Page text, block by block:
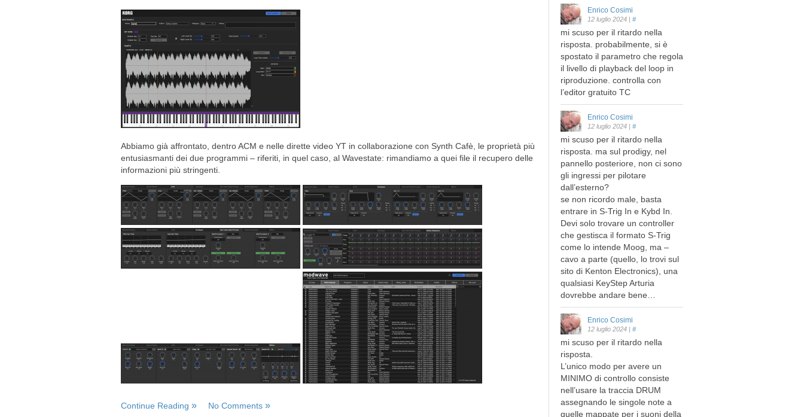
Abbiamo già affrontato, dentro ACM e nelle dirette video YT in collaborazione con Synth Cafè, le proprietà più
entusiasmanti dei due programmi – riferiti, in quel caso, al Wavestate: rimandiamo a quei file il recupero delle
informazioni più stringenti.
Continue Reading No Comments
Enrico Cosimi
12 luglio 2024 | #
mi scuso per il ritardo nella
risposta. probabilmente, si è
spostato il parametro che regola
il livello di playback del loop in
riproduzione. controlla con
l’editor gratuito TC
Enrico Cosimi
12 luglio 2024 | #
mi scuso per il ritardo nella
risposta. ma sul prodigy, nel
pannello posteriore, non ci sono
gli ingressi per pilotare
dall’esterno?
se non ricordo male, basta
entrare in S-Trig In e Kybd In.
Devi solo trovare un controller
che gestisca il formato S-Trig
come lo intende Moog, ma –
cavo a parte (quello, lo trovi sul
sito di Kenton Electronics), una
qualsiasi KeyStep Arturia
dovrebbe andare bene…
Enrico Cosimi
12 luglio 2024 | #
mi scuso per il ritardo nella
risposta.
L’unico modo per avere un
MINIMO di controllo consiste
nell’usare la traccia DRUM
assegnando le singole note a
quelle mappate per i suoni della